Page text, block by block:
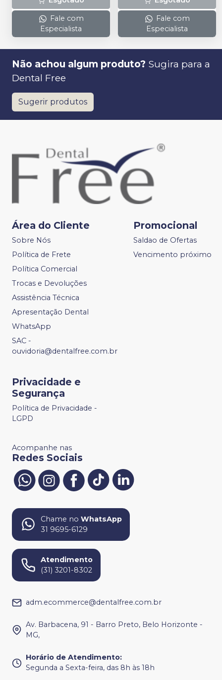
Fale com
Especialista
Fale com
Especialista
Não achou algum produto? Sugira para a
Dental Free
Sugerir produtos
Área do Cliente
Sobre Nós
Política de Frete
Política Comercial
Trocas e Devoluções
Assistência Técnica
Apresentação Dental
WhatsApp
SAC -
ouvidoria@dentalfree.com.br
Promocional
Saldao de Ofertas
Vencimento próximo
Privacidade e
Segurança
Política de Privacidade -
LGPD
Acompanhe nas
Redes Sociais
Chame no WhatsApp
31 9695-6129
Atendimento
(31) 3201-8302
adm.ecommerce@dentalfree.com.br
Av. Barbacena, 91 - Barro Preto, Belo Horizonte -
MG,
Horário de Atendimento:
Segunda a Sexta-feira, das 8h às 18h